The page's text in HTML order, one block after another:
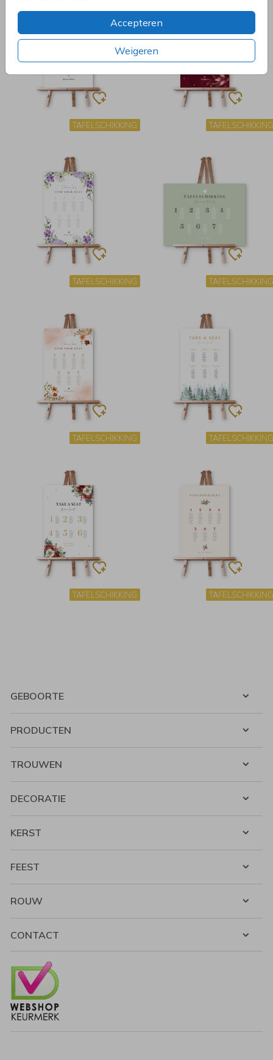
Accepteren
Weigeren
TAFELSCHIKKING TAFELSCHIKKING
TAFELSCHIKKING TAFELSCHIKKING
TAFELSCHIKKING TAFELSCHIKKING
TAFELSCHIKKING TAFELSCHIKKING
GEBOORTE
PRODUCTEN
TROUWEN
DECORATIE
KERST
FEEST
ROUW
CONTACT